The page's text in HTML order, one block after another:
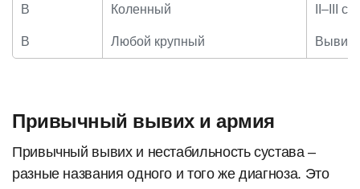
В Коленный II–III
В Любой крупный
Привычный вывих и армия
Привычный вывих и нестабильность сустава –
разные названия одного и того же диагноза. Это